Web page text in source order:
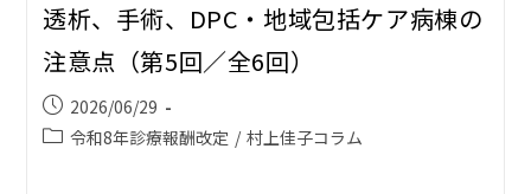
透析、手術、DPC・地域包括ケア病棟の
注意点（第5回／全6回）
2026/06/29
令和8年診療報酬改定 / 村上佳子コラム